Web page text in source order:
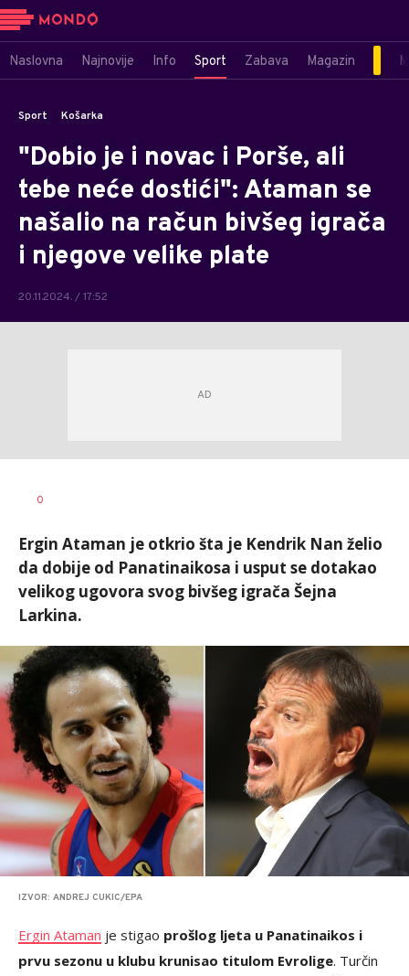
Naslovna Najnovije Info Sport Zabava Magazin
Sport Košarka
"Dobio je i novac i Porše, ali
tebe neće dostići": Ataman se
našalio na račun bivšeg igrača
i njegove velike plate
20.11.2024. / 17:52
AUTOR
0
Ergin Ataman je otkrio šta je Kendrik Nan želio
da dobije od Panatinaikosa i usput se dotakao
velikog ugovora svog bivšeg igrača Šejna
Larkina.
IZVOR: ANDREJ CUKIC/EPA
Ergin Ataman je stigao prošlog ljeta u Panatinaikos i
prvu sezonu u klubu krunisao titulom Evrolige. Turčin